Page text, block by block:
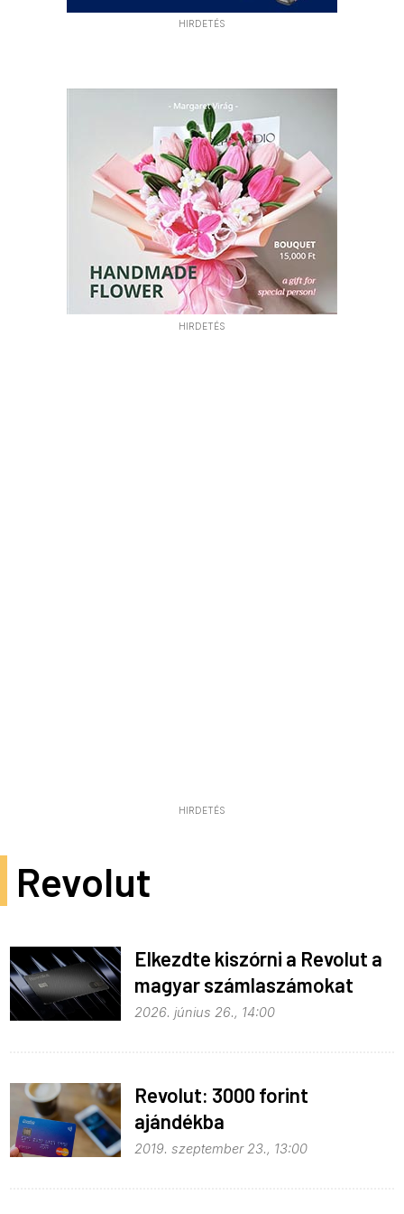
HIRDETÉS
HIRDETÉS
HIRDETÉS
Revolut
Elkezdte kiszórni a Revolut a
magyar számlaszámokat
2026. június 26., 14:00
Revolut: 3000 forint
ajándékba
2019. szeptember 23., 13:00